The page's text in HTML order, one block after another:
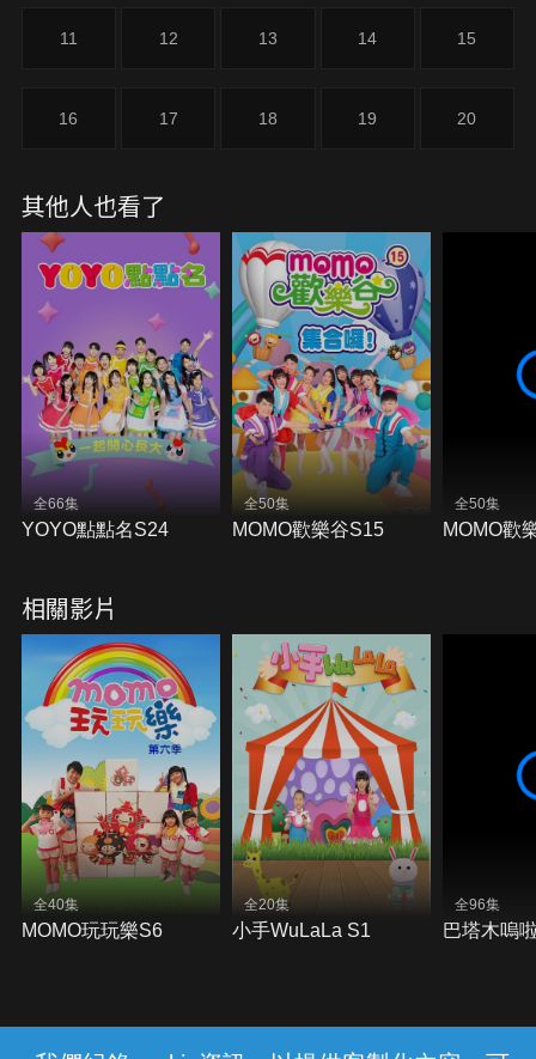
11 12 13 14 15
16 17 18 19 20
其他人也看了
全66集
YOYO點點名S24
全50集
MOMO歡樂谷S15
全50集
MOMO歡
相關影片
全40集
MOMO玩玩樂S6
全20集
小手WuLaLa S1
全96集
巴塔木嗚